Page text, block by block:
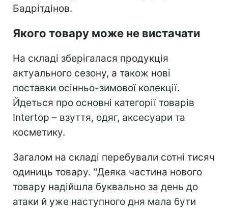
Бадрітдінов.
Якого товару може не вистачати
На складі зберігалася продукція
актуального сезону, а також нові
поставки осінньо-зимової колекції.
Йдеться про основні категорії товарів
Intertop – взуття, одяг, аксесуари та
косметику.
Загалом на складі перебували сотні тисяч
одиниць товару. ''Деяка частина нового
товару надійшла буквально за день до
атаки й уже наступного дня мала бути